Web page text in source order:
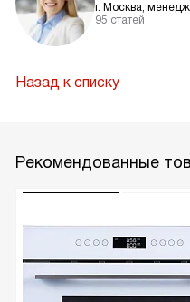
г. Москва,
95 статей
Назад к списку
Рекомендованные